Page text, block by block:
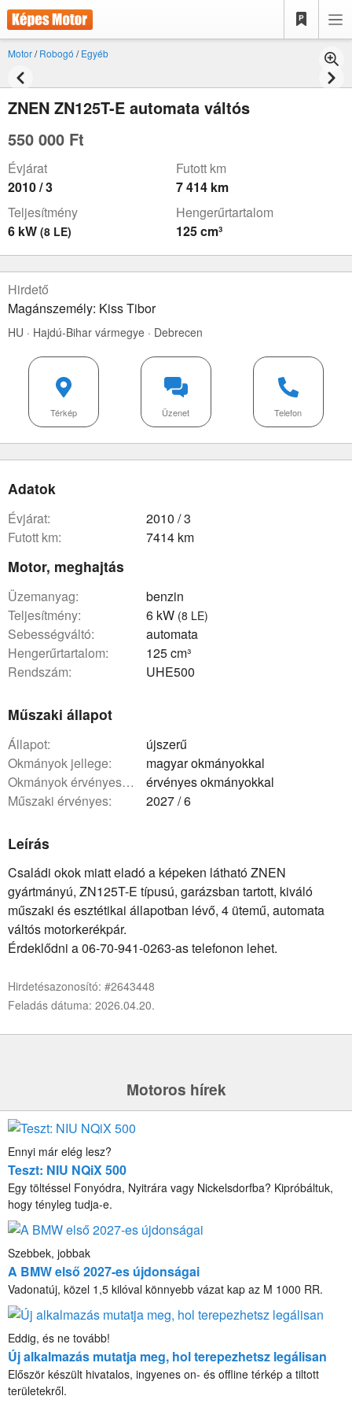
Motor/Robogó /Egyéb
ZNEN ZN125T-E automata váltós
550 000 Ft
Évjárat
2010 / 3
Futott km
7 414 km
Teljesítmény
6 kW (8 LE)
Hengerűrtartalom
125 cm³
Hirdető
Magánszemély: Kiss Tibor
HU · Hajdú-Bihar vármegye · Debrecen
Telefon
Üzenet
Térkép
Adatok
évjárat:
2010 / 3
futott km:
7414 km
Motor, meghajtás
üzemanyag:
benzin
teljesítmény:
6 kW (8 LE)
sebességváltó:
automata
hengerűrtartalom:
125 cm³
rendszám:
UHE500
Műszaki állapot
állapot:
újszerű
okmányok jellege:
magyar okmányokkal
okmányok érvényessége:
érvényes okmányokkal
műszaki érvényes:
2027 / 6
Leírás
Családi okok miatt eladó a képeken látható ZNEN
gyártmányú, ZN125T-E típusú, garázsban tartott, kiváló
műszaki és esztétikai állapotban lévő, 4 ütemű, automata
váltós motorkerékpár.
Érdeklődni a 06-70-941-0263-as telefonon lehet.
Hirdetésazonosító: #2643448
Feladás dátuma: 2026.04.20.
Motoros hírek
Ennyi már elég lesz?
Teszt: NIU NQiX 500
Egy töltéssel Fonyódra, Nyitrára vagy Nickelsdorfba? Kipróbáltuk,
hogy tényleg tudja-e.
Szebbek, jobbak
A BMW első 2027-es újdonságai
Vadonatúj, közel 1,5 kilóval könnyebb vázat kap az M 1000 RR.
Eddig, és ne tovább!
Új alkalmazás mutatja meg, hol terepezhetsz legálisan
Először készült hivatalos, ingyenes on- és offline térkép a tiltott
területekről.